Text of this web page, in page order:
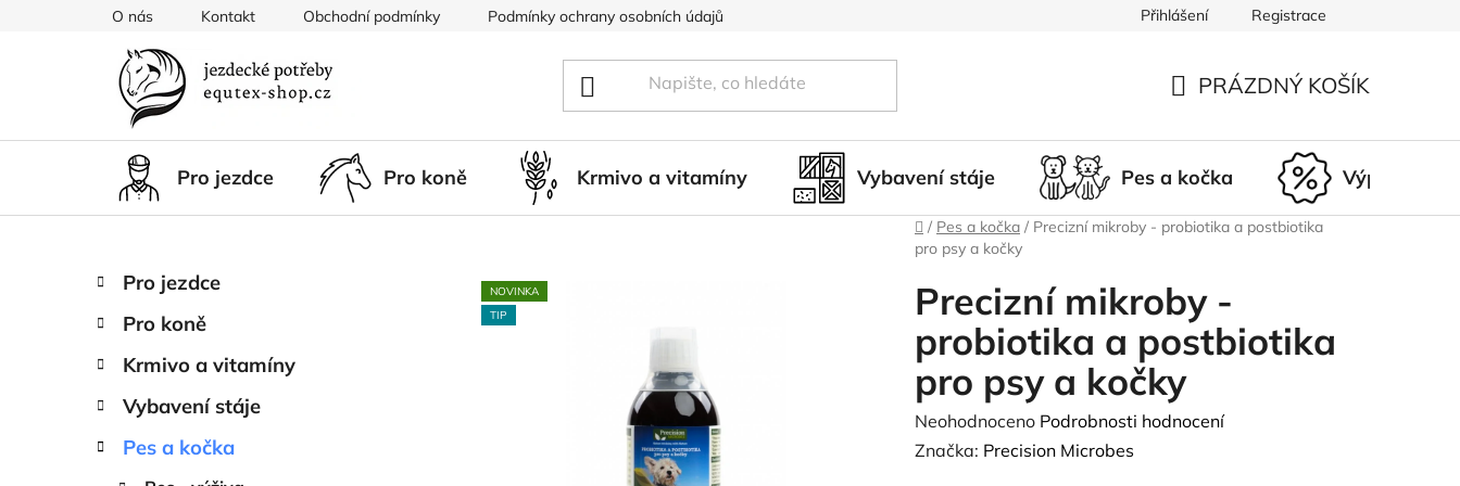
O nás Kontakt Obchodní podmínky Podmínky ochrany osobních údajů Doprava a platba Nepřevzetí zásilky
Přihlášení Registrace
KOŠÍK
PRÁZDNÝ KOŠÍK
Pro jezdce Pro koně Krmivo a vitamíny Vybavení stáje Pes a kočka Výprodej
Domů
/ Pes a kočka / Precizní mikroby - probiotika a postbiotika
pro psy a kočky
P
s
t
a
n
Přeskočit
kategorie
K
a
g
e
Pro jezdce
Pro koně
Krmivo a vitamíny
Vybavení stáje
Pes a kočka
Precizní mikroby -
probiotika a postbiotika
pro psy a kočky
Průměrné
hodnocení
Neohodnoceno Podrobnosti hodnocení
Značka: Precision Microbes
NOVINKA
TIP